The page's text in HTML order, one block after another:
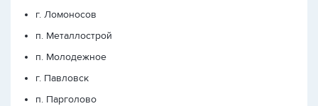
г. Ломоносов
п. Металлострой
п. Молодежное
г. Павловск
п. Парголово